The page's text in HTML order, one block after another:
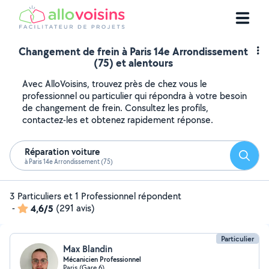
Changement de frein à Paris 14e Arrondissement
(75) et alentours
Avec AlloVoisins, trouvez près de chez vous le
professionnel ou particulier qui répondra à votre besoin
de changement de frein. Consultez les profils,
contactez-les et obtenez rapidement réponse.
Réparation voiture
à Paris 14e Arrondissement (75)
3 Particuliers et 1 Professionnel répondent
-
4,6/5 (291 avis)
Particulier
Max Blandin
Mécanicien Professionnel